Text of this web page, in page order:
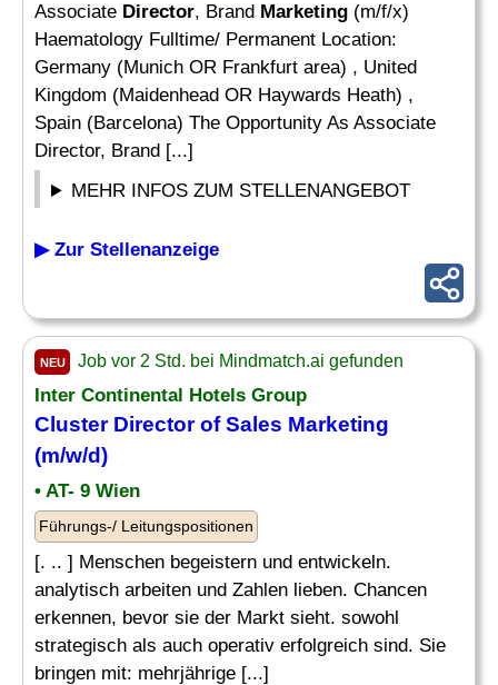
Associate Director, Brand Marketing (m/f/x)
Haematology Fulltime/ Permanent Location:
Germany (Munich OR Frankfurt area) , United
Kingdom (Maidenhead OR Haywards Heath) ,
Spain (Barcelona) The Opportunity As Associate
Director, Brand [...]
MEHR INFOS ZUM STELLENANGEBOT
▶ Zur Stellenanzeige
NEU Job vor 2 Std. bei Mindmatch.ai gefunden
Inter Continental Hotels Group
Cluster Directorof Sales Marketing
(m/w/d)
• AT- 9 Wien
Führungs-/ Leitungspositionen
[. .. ] Menschen begeistern und entwickeln.
analytisch arbeiten und Zahlen lieben. Chancen
erkennen, bevor sie der Markt sieht. sowohl
strategisch als auch operativ erfolgreich sind. Sie
bringen mit: mehrjährige [...]